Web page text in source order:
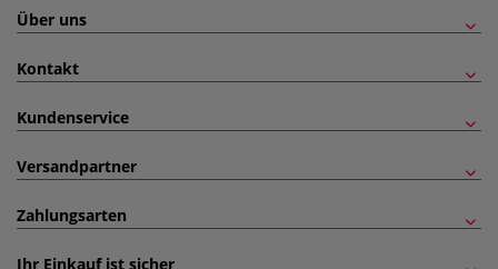
Über uns
Kontakt
Kundenservice
Versandpartner
Zahlungsarten
Ihr Einkauf ist sicher